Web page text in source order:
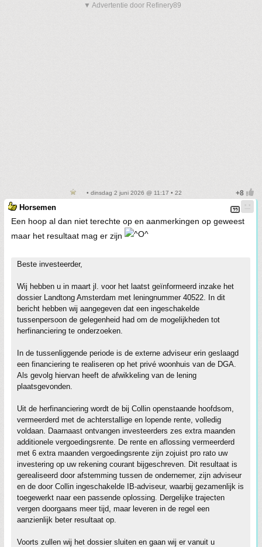
▼ Advertentie door Refinery89
• dinsdag 2 juni 2026 @ 11:17 • 22
Horsemen
Een hoop al dan niet terechte op en aanmerkingen op geweest
maar het resultaat mag er zijn
Beste investeerder,
Wij hebben u in maart jl. voor het laatst geïnformeerd inzake het
dossier Landtong Amsterdam met leningnummer 40522. In dit
bericht hebben wij aangegeven dat een ingeschakelde
tussenpersoon de gelegenheid had om de mogelijkheden tot
herfinanciering te onderzoeken.
In de tussenliggende periode is de externe adviseur erin geslaagd
een financiering te realiseren op het privé woonhuis van de DGA.
Als gevolg hiervan heeft de afwikkeling van de lening
plaatsgevonden.
Uit de herfinanciering wordt de bij Collin openstaande hoofdsom,
vermeerderd met de achterstallige en lopende rente, volledig
voldaan. Daarnaast ontvangen investeerders zes extra maanden
additionele vergoedingsrente. De rente en aflossing vermeerderd
met 6 extra maanden vergoedingsrente zijn zojuist pro rato uw
investering op uw rekening courant bijgeschreven. Dit resultaat is
gerealiseerd door afstemming tussen de ondernemer, zijn adviseur
en de door Collin ingeschakelde IB-adviseur, waarbij gezamenlijk is
toegewerkt naar een passende oplossing. Dergelijke trajecten
vergen doorgaans meer tijd, maar leveren in de regel een
aanzienlijk beter resultaat op.
Voorts zullen wij het dossier sluiten en gaan wij er vanuit u